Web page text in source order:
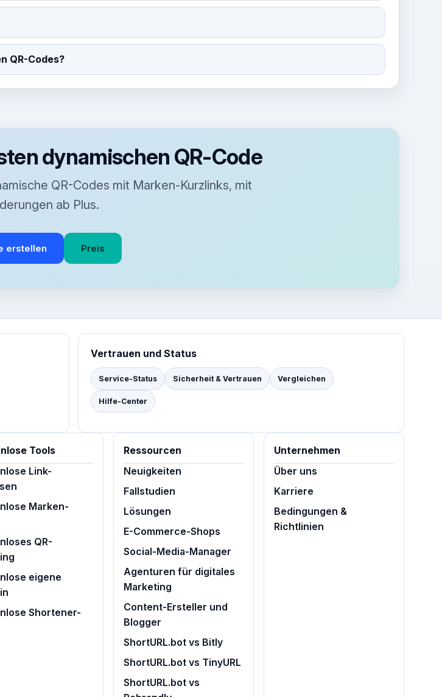
QR-Codes?
dynamischen QR-Code
QR-Codes mit Marken-Kurzlinks, mit
ab Plus.
erstellen Preis
Vertrauen und Status
Service-Status Sicherheit & Vertrauen Vergleichen
Hilfe-Center
Tools
Link-
Marken-
QR-
eigene
Shortener-
Ressourcen
Neuigkeiten
Fallstudien
Lösungen
E-Commerce-Shops
Social-Media-Manager
Agenturen für digitales
Marketing
Content-Ersteller und
Blogger
ShortURL.bot vs Bitly
ShortURL.bot vs TinyURL
ShortURL.bot vs
Unternehmen
Über uns
Karriere
Bedingungen &
Richtlinien